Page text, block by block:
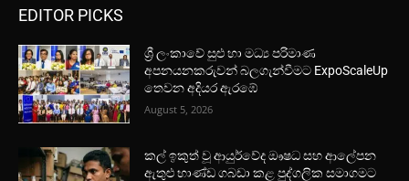
EDITOR PICKS
ශ්‍රී ලංකාවේ සුළු හා මධ්‍ය පරිමාණ
අපනයනකරුවන් බලගැන්වීමට ExpoScaleUp
තෙවන අදියර ඇරඹේ
August 5, 2026
කල් ඉකුත් වූ ආයුර්වේද ඖෂධ සහ ආලේපන
ඇතුළු භාණ්ඩ ගබඩා කළ පුද්ගලික සමාගමට